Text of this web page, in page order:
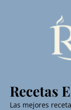
Recetas
Las mejores